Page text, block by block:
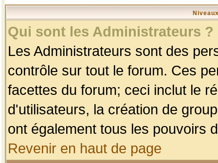
Qui sont les Administrateurs ?
Les Administrateurs sont des
contrôle sur tout le forum. Ces
facettes du forum; ceci inclut le
d'utilisateurs, la création de
ont également tous les pouvoirs
Revenir en haut de page